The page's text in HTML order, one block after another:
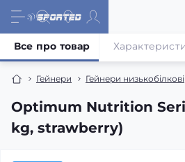
Гейнери Гейнери низькобілкові
Optimum Nutrition
kg, strawberry)
Все про товар